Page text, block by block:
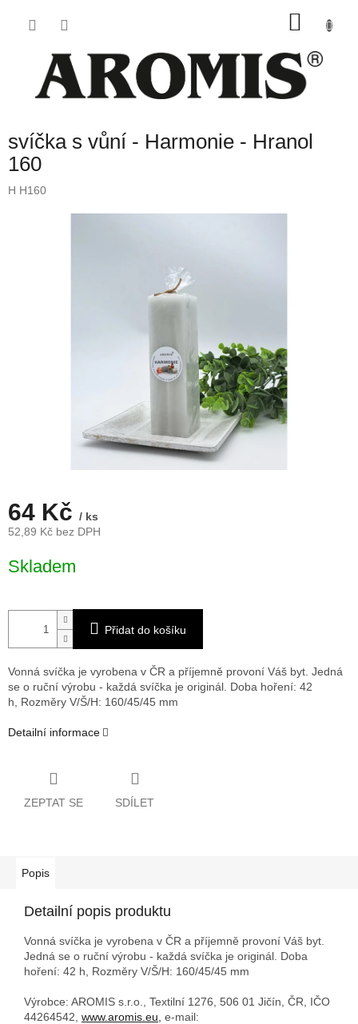
svíčka s vůní - Harmonie - Hranol
160
H H160
64 Kč / ks
52,89 Kč bez DPH
cena:
Skladem
Přidat do košíku
Vonná svíčka je vyrobena v ČR a příjemně provoní Váš byt. Jedná
se o ruční výrobu - každá svíčka je originál. Doba hoření: 42
h, Rozměry V/Š/H: 160/45/45 mm
Detailní informace
ZEPTAT SE SDÍLET
Popis
Detailní popis produktu
Vonná svíčka je vyrobena v ČR a příjemně provoní Váš byt.
Jedná se o ruční výrobu - každá svíčka je originál. Doba
hoření: 42 h, Rozměry V/Š/H: 160/45/45 mm
Výrobce: AROMIS s.r.o., Textilní 1276, 506 01 Jičín, ČR, IČO
44264542, www.aromis.eu, e-mail: